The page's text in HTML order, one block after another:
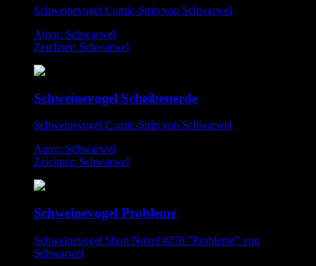
Schweinevogel Comic-Strip von Schwarwel
Autor: Schwarwel
Zeichner: Schwarwel
Schweinevogel Scheibenerde
Schweinevogel Comic-Strip von Schwarwel
Autor: Schwarwel
Zeichner: Schwarwel
Schweinevogel Probleme
Schweinevogel Short Novel #278 "Probleme" von
Schwarwel